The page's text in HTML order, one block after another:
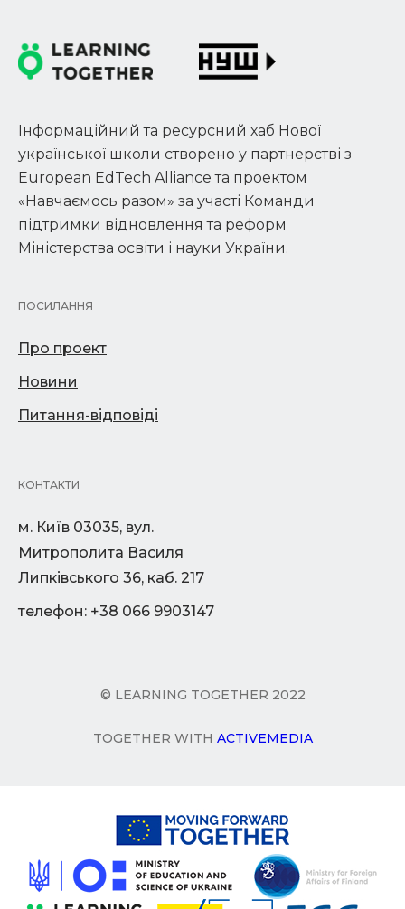
Інформаційний та ресурсний хаб Нової
української школи створено у партнерстві з
European EdTech Alliance та проектом
«Навчаємось разом» за участі Команди
підтримки відновлення та реформ
Міністерства освіти і науки України.
ПОСИЛАННЯ
Про проект
Новини
Питання-відповіді
КОНТАКТИ
м. Київ 03035, вул.
Митрополита Василя
Липківського 36, каб. 217
телефон: +38 066 9903147
© LEARNING TOGETHER 2022
TOGETHER WITH ACTIVEMEDIA